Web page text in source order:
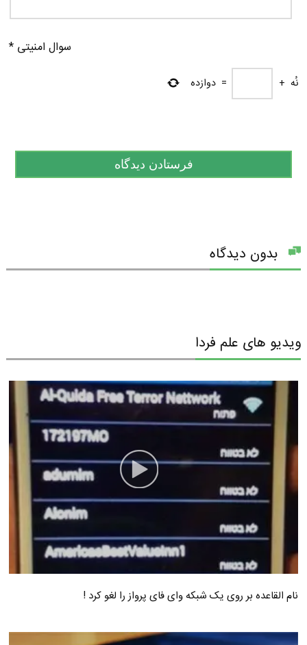
سوال امنیتی *
نُه +
= دوازده
بدون دیدگاه
ویدیو های علم فردا
نام القاعده بر روی یک شبکه وای فای پرواز را لغو کرد !